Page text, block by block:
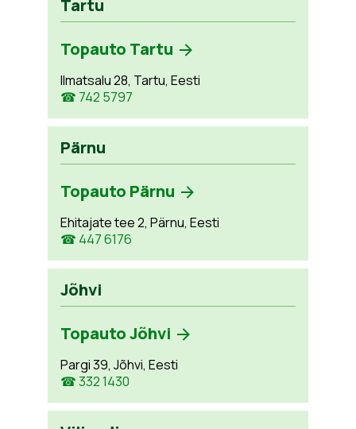
Tartu
Topauto Tartu
Ilmatsalu 28, Tartu, Eesti
☎ 742 5797
Pärnu
Topauto Pärnu
Ehitajate tee 2, Pärnu, Eesti
☎ 447 6176
Jõhvi
Topauto Jõhvi
Pargi 39, Jõhvi, Eesti
☎ 332 1430